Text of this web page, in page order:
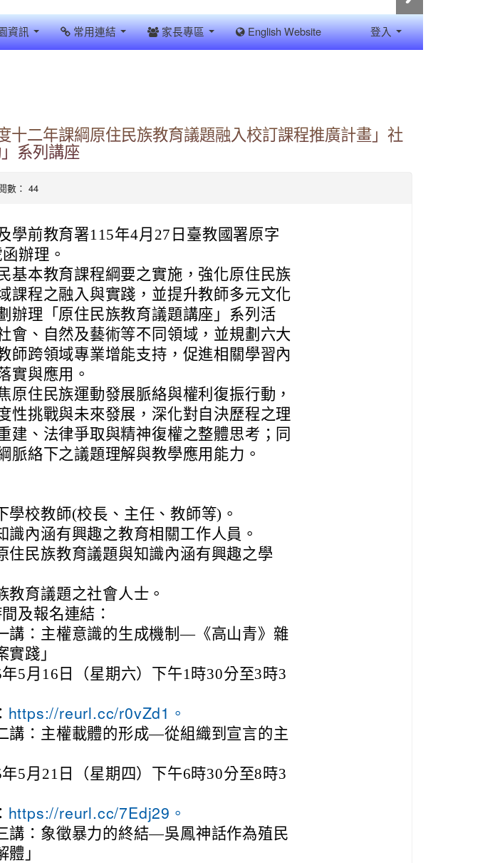
資訊 常用連結 家長專區 English Website 登入
十二年課綱原住民族教育議題融入校訂課程推廣計畫」社
系列講座
數： 44
學前教育署115年4月27日臺教國署原字
辦理。
基本教育課程綱要之實施，強化原住民族
課程之融入與實踐，並提升教師多元文化
辦理「原住民族教育議題講座」系列活
會、自然及藝術等不同領域，並規劃六大
師跨領域專業增能支持，促進相關學習內
實與應用。
原住民族運動發展脈絡與權利復振行動，
性挑戰與未來發展，深化對自決歷程之理
建、法律爭取與精神復權之整體思考；同
脈絡下之議題理解與教學應用能力。
學校教師(校長、主任、教師等)。
識內涵有興趣之教育相關工作人員。
住民族教育議題與知識內涵有興趣之學
教育議題之社會人士。
及報名連結：
講：主權意識的生成機制—《高山青》雜
實踐」
5月16日（星期六）下午1時30分至3時3
https://reurl.cc/r0vZd1。
講：主權載體的形成—從組織到宣言的主
5月21日（星期四）下午6時30分至8時3
https://reurl.cc/7Edj29。
講：象徵暴力的終結—吳鳳神話作為殖民
」